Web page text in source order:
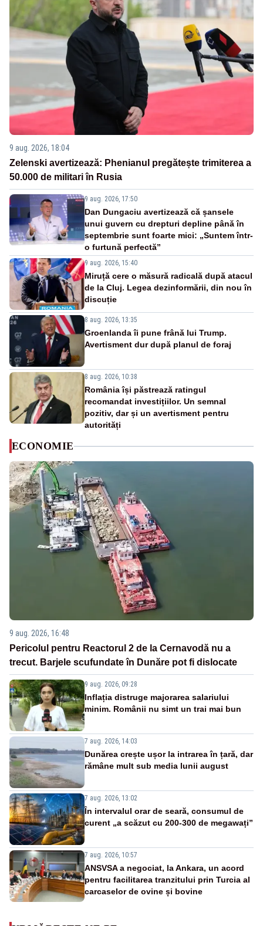
9 aug. 2026, 18:04
Zelenski avertizează: Phenianul pregătește trimiterea a
50.000 de militari în Rusia
9 aug. 2026, 17:50
Dan Dungaciu avertizează că șansele
unui guvern cu drepturi depline până în
septembrie sunt foarte mici: „Suntem într-
o furtună perfectă”
9 aug. 2026, 15:40
Miruță cere o măsură radicală după atacul
de la Cluj. Legea dezinformării, din nou în
discuție
8 aug. 2026, 13:35
Groenlanda îi pune frână lui Trump.
Avertisment dur după planul de foraj
8 aug. 2026, 10:38
România își păstrează ratingul
recomandat investițiilor. Un semnal
pozitiv, dar și un avertisment pentru
autorități
ECONOMIE
9 aug. 2026, 16:48
Pericolul pentru Reactorul 2 de la Cernavodă nu a
trecut. Barjele scufundate în Dunăre pot fi dislocate
9 aug. 2026, 09:28
Inflația distruge majorarea salariului
minim. Românii nu simt un trai mai bun
7 aug. 2026, 14:03
Dunărea crește ușor la intrarea în țară, dar
rămâne mult sub media lunii august
7 aug. 2026, 13:02
În intervalul orar de seară, consumul de
curent „a scăzut cu 200-300 de megawați”
7 aug. 2026, 10:57
ANSVSA a negociat, la Ankara, un acord
pentru facilitarea tranzitului prin Turcia al
carcaselor de ovine și bovine